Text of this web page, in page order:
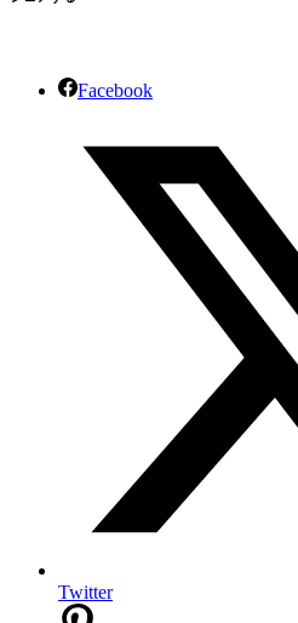
Facebook
Twitter